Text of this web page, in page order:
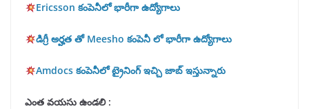
Ericsson కంపెనీలో భారీగా ఉద్యోగాలు
డిగ్రీ అర్హత తో Meesho కంపెనీ లో భారీగా ఉద్యోగాలు
Amdocs కంపెనీలో ట్రైనింగ్ ఇచ్చి జాబ్ ఇస్తున్నారు
ఎంత వయసు ఉండలి :